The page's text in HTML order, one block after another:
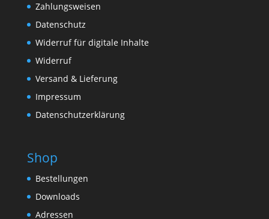
Zahlungsweisen
Datenschutz
Widerruf für digitale Inhalte
Widerruf
Versand & Lieferung
Impressum
Datenschutzerklärung
Shop
Bestellungen
Downloads
Adressen